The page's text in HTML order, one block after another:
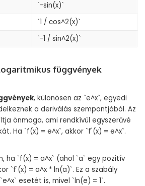
`-sin(x)`
`1 / cos^2(x)`
`-1 / sin^2(x)`
függvények
, különösen az `e^x`, egyedi
a deriválás szempontjából. Az
önmaga, ami rendkívül egyszerűvé
Ha `f(x) = e^x`, akkor `f'(x) = e^x`.
ha `f(x) = a^x` (ahol `a` egy pozitív
`f'(x) = a^x * ln(a)`. Ez a szabály
esetét is, mivel `ln(e) = 1`.